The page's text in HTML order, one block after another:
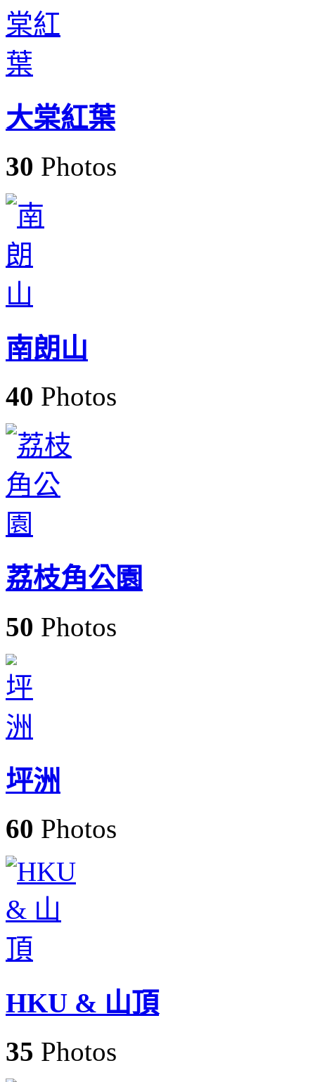
大棠紅葉
30 Photos
南朗山
40 Photos
荔枝角公園
50 Photos
坪洲
60 Photos
HKU & 山頂
35 Photos